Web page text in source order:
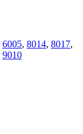
6005, 8014, 8017,
9010